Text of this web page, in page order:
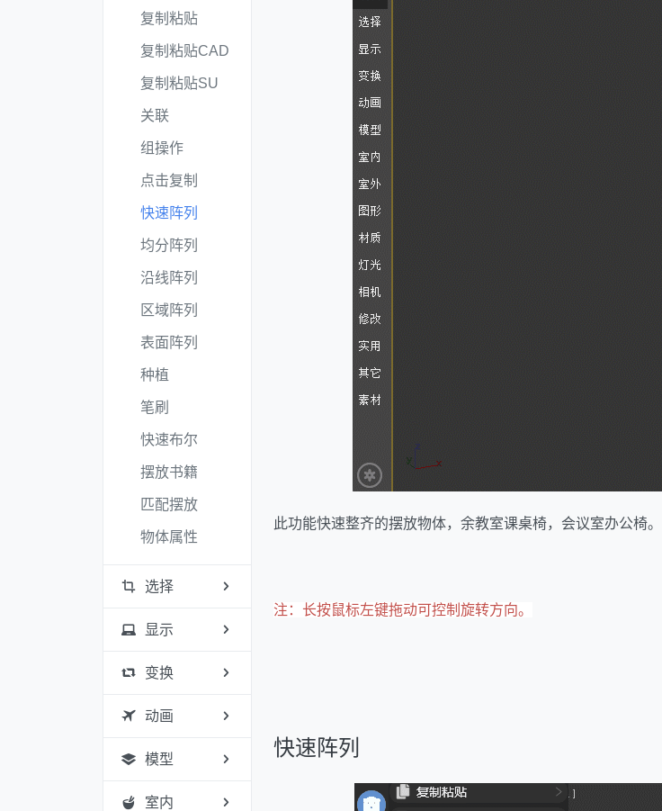
此功能快速整齐的摆放物体，余教室课桌椅，会议室办公椅。
注：长按鼠标左键拖动可控制旋转方向。
快速阵列
复制粘贴
复制粘贴CAD
复制粘贴SU
关联
组操作
点击复制
快速阵列
均分阵列
沿线阵列
区域阵列
表面阵列
种植
笔刷
快速布尔
摆放书籍
匹配摆放
物体属性
选择
显示
变换
动画
模型
室内